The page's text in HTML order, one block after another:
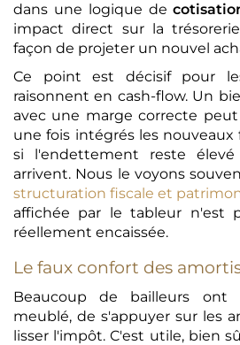
dans une logique de
impact direct sur la
façon de projeter un nouvel
Ce point est décisif pour
raisonnent en cash-flow. Un
avec une marge correcte
une fois intégrés les
si l'endettement reste
arrivent. Nous le voyons
structuration fiscale et
affichée par le tableur n'est
réellement encaissée.
Le faux confort des
Beaucoup de bailleurs ont
meublé, de s'appuyer sur les
lisser l'impôt. C'est utile, bien